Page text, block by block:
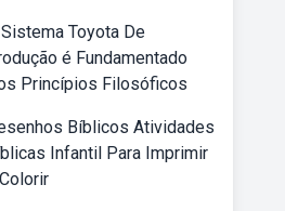
Toyota De
é Fundamentado
Princípios Filosóficos
Bíblicos Atividades
Infantil Para Imprimir